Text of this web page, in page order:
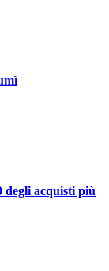
degli acquisti più